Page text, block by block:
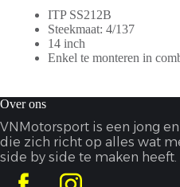
ITP SS212B
Steekmaat: 4/137
14 inch
Enkel te monteren in
Over ons
VNMotorsport is een jong
die zich richt op alles wat
side by side te maken heeft.